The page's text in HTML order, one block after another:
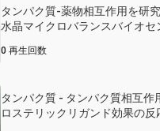
タンパク質-薬物相互作用を研
水晶マイクロバランスバイオセ
0 再生回数
タンパク質 - タンパク質相互作
ロステリックリガンド効果の反